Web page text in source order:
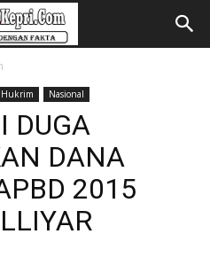
Hukrim Nasional
DUGA
DANA
2015